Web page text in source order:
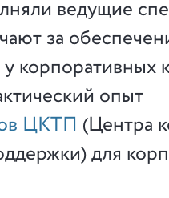
ведущие
за
корпоративных
опыт
ЦКТП (Центра
для